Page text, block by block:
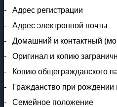
-
Адрес регистрации
-
Адрес электронной почты
-
Домашний и контактный
-
Оригинал и копию
-
Копию общегражданского
-
Гражданство при
-
Семейное положение